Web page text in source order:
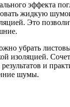
эффекта
жидкую
Это
убрать
изоляцией.
и
шумы.